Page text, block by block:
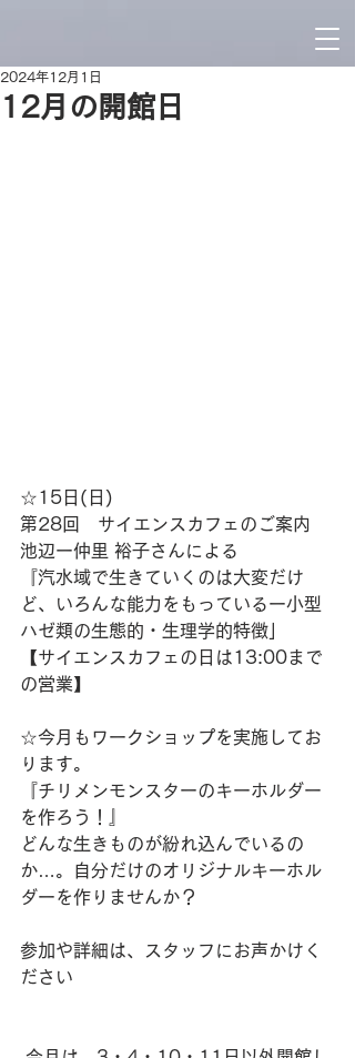
12月の開館日
2024年12月1日
☆15日(日)
第28回　サイエンスカフェのご案内
池辺ー仲里 裕子さんによる
『汽水域で生きていくのは大変だけ
ど、いろんな能力をもっているー小型
ハゼ類の生態的・生理学的特徴」
【サイエンスカフェの日は13:00まで
の営業】
☆今月もワークショップを実施してお
ります。
『チリメンモンスターのキーホルダー
を作ろう！』
どんな生きものが紛れ込んでいるの
か…。自分だけのオリジナルキーホル
ダーを作りませんか？
参加や詳細は、スタッフにお声かけく
ださい‪‪‎